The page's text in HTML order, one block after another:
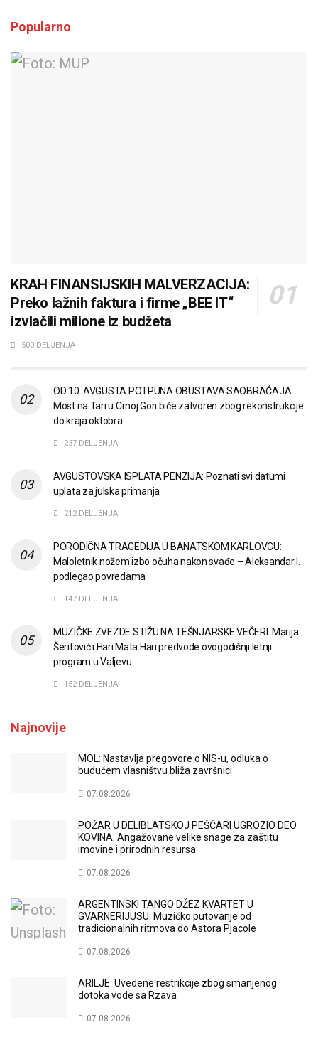
Popularno
KRAH FINANSIJSKIH MALVERZACIJA:
Preko lažnih faktura i firme „BEE IT“
izvlačili milione iz budžeta
500 DELJENJA
OD 10. AVGUSTA POTPUNA OBUSTAVA SAOBRAĆAJA:
Most na Tari u Crnoj Gori biće zatvoren zbog rekonstrukcije
do kraja oktobra
237 DELJENJA
AVGUSTOVSKA ISPLATA PENZIJA: Poznati svi datumi
uplata za julska primanja
212 DELJENJA
PORODIČNA TRAGEDIJA U BANATSKOM KARLOVCU:
Maloletnik nožem izbo očuha nakon svađe – Aleksandar I.
podlegao povredama
147 DELJENJA
MUZIČKE ZVEZDE STIŽU NA TEŠNJARSKE VEČERI: Marija
Šerifović i Hari Mata Hari predvode ovogodišnji letnji
program u Valjevu
152 DELJENJA
Najnovije
MOL: Nastavlja pregovore o NIS-u, odluka o
budućem vlasništvu bliža završnici
07.08.2026
POŽAR U DELIBLATSKOJ PEŠĆARI UGROZIO DEO
KOVINA: Angažovane velike snage za zaštitu
imovine i prirodnih resursa
07.08.2026
ARGENTINSKI TANGO DŽEZ KVARTET U
GVARNERIJUSU: Muzičko putovanje od
tradicionalnih ritmova do Astora Pjacole
07.08.2026
ARILJE: Uvedene restrikcije zbog smanjenog
dotoka vode sa Rzava
07.08.2026